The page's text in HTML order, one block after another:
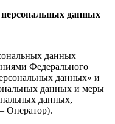
данных
данных
Федерального
данных» и
данных и меры
данных,
Оператор).